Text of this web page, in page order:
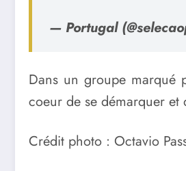
— Portugal
Dans un groupe marqué
coeur de se démarquer
Crédit photo : Octavio